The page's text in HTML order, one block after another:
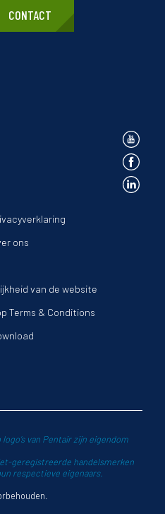
CONTACT
ons
van de website
Terms & Conditions
logo’s van Pentair zijn eigendom
geregistreerde handelsmerken
respectieve eigenaars.